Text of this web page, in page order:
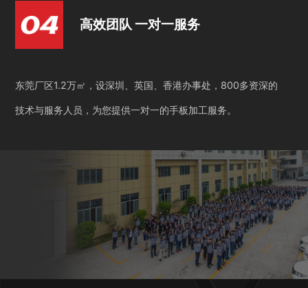
高效团队 一对一服务
东莞厂区1.2万㎡，设深圳、英国、香港办事处，800多资深的
技术与服务人员，为您提供一对一的手板加工服务。